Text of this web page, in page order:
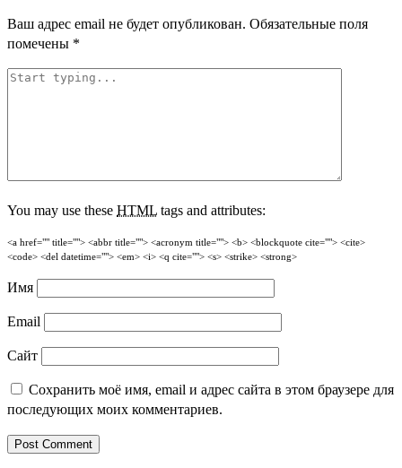
Ваш адрес email не будет опубликован. Обязательные поля
помечены *
You may use these HTML tags and attributes:
<a href="" title=""> <abbr title=""> <acronym title=""> <b> <blockquote cite=""> <cite>
<code> <del datetime=""> <em> <i> <q cite=""> <s> <strike> <strong>
Имя
Email
Сайт
Сохранить моё имя, email и адрес сайта в этом браузере для
последующих моих комментариев.